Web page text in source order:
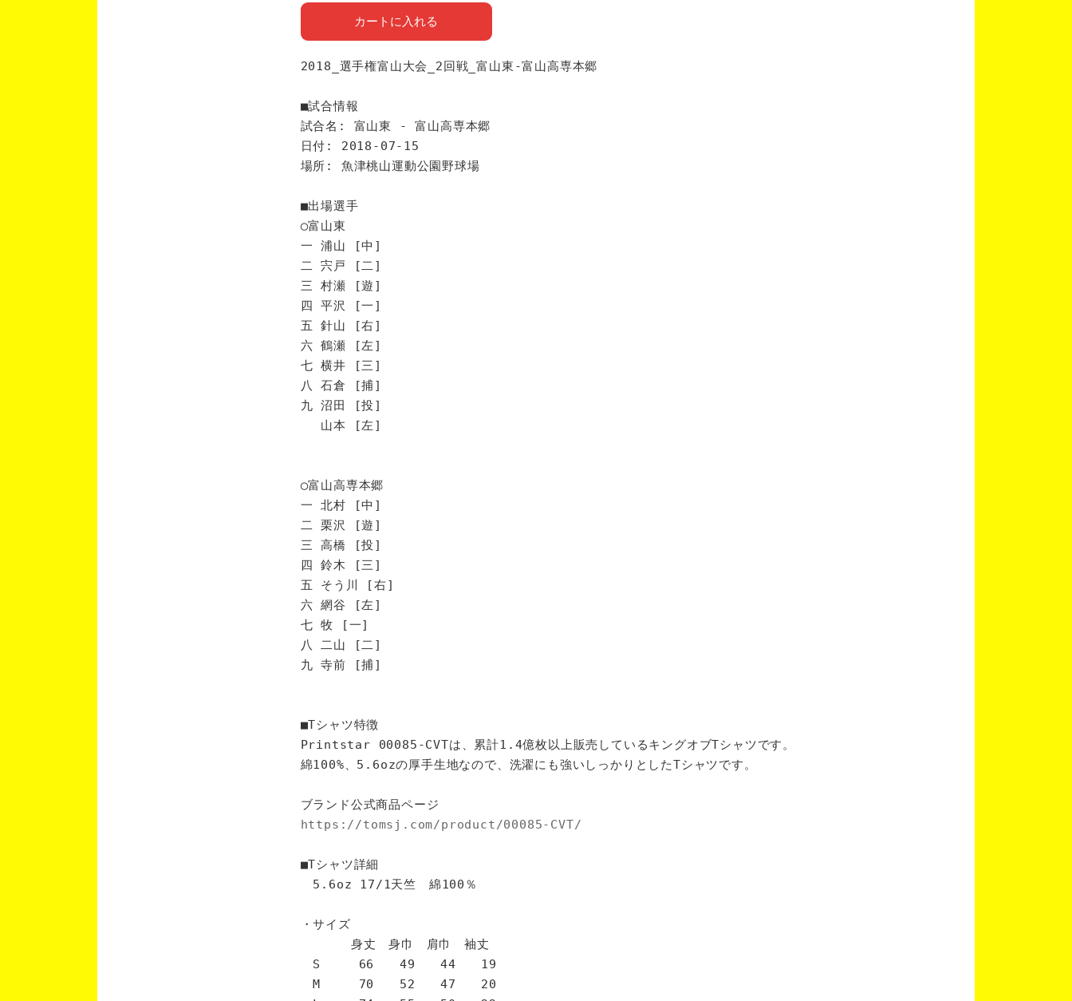
カートに入れる
2018_選手権富山大会_2回戦_富山東-富山高専本郷
■試合情報
試合名: 富山東 - 富山高専本郷
日付: 2018-07-15
場所: 魚津桃山運動公園野球場
■出場選手
◯富山東
一 浦山 [中]
二 宍戸 [二]
三 村瀬 [遊]
四 平沢 [一]
五 針山 [右]
六 鶴瀬 [左]
七 横井 [三]
八 石倉 [捕]
九 沼田 [投]
山本 [左]
◯富山高専本郷
一 北村 [中]
二 栗沢 [遊]
三 高橋 [投]
四 鈴木 [三]
五 そう川 [右]
六 網谷 [左]
七 牧 [一]
八 二山 [二]
九 寺前 [捕]
■Tシャツ特徴
Printstar 00085-CVTは、累計1.4億枚以上販売しているキングオブTシャツです。
綿100%、5.6ozの厚手生地なので、洗濯にも強いしっかりとしたTシャツです。
ブランド公式商品ページ
https://tomsj.com/product/00085-CVT/
■Tシャツ詳細
5.6oz 17/1天竺 綿100％
・サイズ
身丈 身巾 肩巾 袖丈
S 66 49 44 19
M 70 52 47 20